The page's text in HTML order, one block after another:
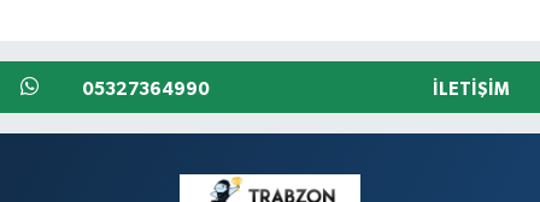
05327364990 İLETIŞIM